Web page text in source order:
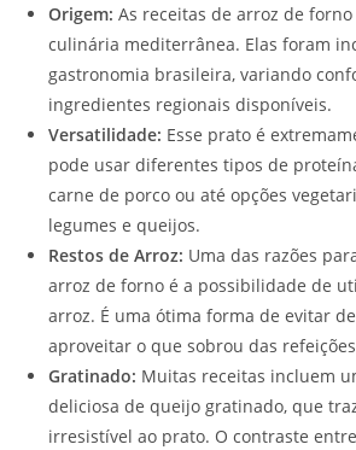
Origem: As receitas de arroz de
culinária mediterrânea. Elas foram
gastronomia brasileira, variando
ingredientes regionais disponíveis.
Versatilidade: Esse prato é
pode usar diferentes tipos de
carne de porco ou até opções
legumes e queijos.
Restos de Arroz: Uma das razões
arroz de forno é a possibilidade de
arroz. É uma ótima forma de evitar
aproveitar o que sobrou das
Gratinado: Muitas receitas incluem
deliciosa de queijo gratinado, que
irresistível ao prato. O contraste